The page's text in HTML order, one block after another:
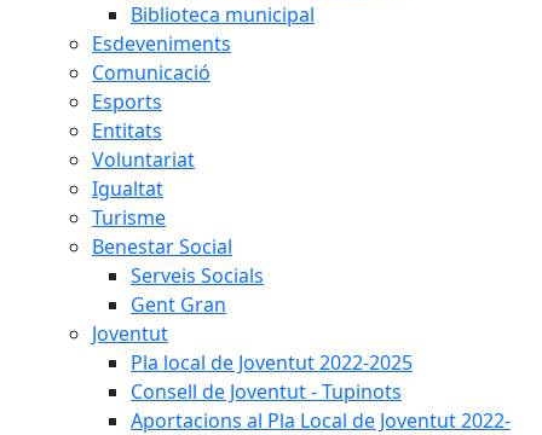
Biblioteca municipal
Esdeveniments
Comunicació
Esports
Entitats
Voluntariat
Igualtat
Turisme
Benestar Social
Serveis Socials
Gent Gran
Joventut
Pla local de Joventut 2022-2025
Consell de Joventut - Tupinots
Aportacions al Pla Local de Joventut 2022-